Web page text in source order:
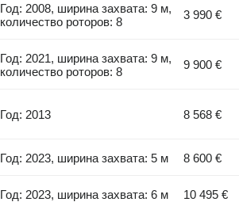
Год: 2008, ширина захвата: 9 м,
количество роторов: 8
3 990 €
Год: 2021, ширина захвата: 9 м,
количество роторов: 8
9 900 €
Год: 2013 8 568 €
Год: 2023, ширина захвата: 5 м 8 600 €
Год: 2023, ширина захвата: 6 м 10 495 €